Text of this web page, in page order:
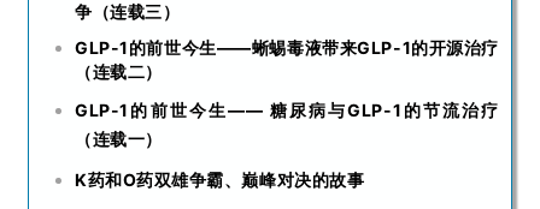
争（连载三）
GLP-1的前世今生——蜥蜴毒液带来GLP-1的开源治疗
（连载二）
GLP-1的前世今生—— 糖尿病与GLP-1的节流治疗
（连载一）
K药和O药双雄争霸、巅峰对决的故事